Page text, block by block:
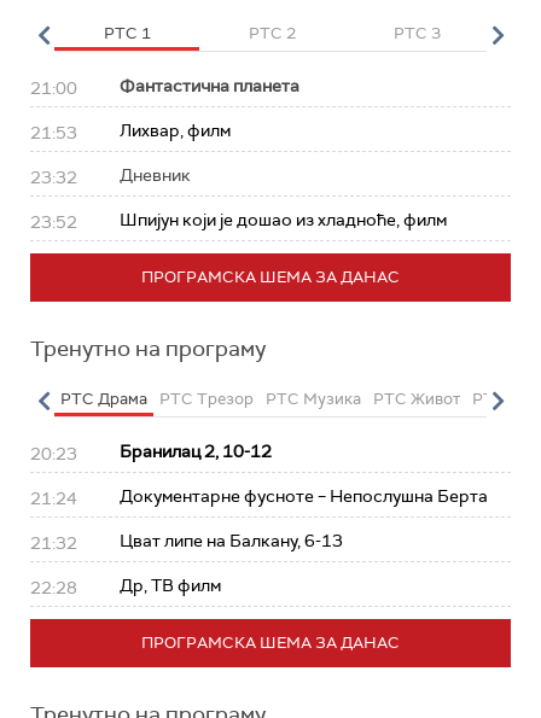
РТС 1 РТС 2 РТС 3
21:00 Фантастична планета
21:53 Лихвар, филм
23:32 Дневник
23:52 Шпијун који је дошао из хладноће, филм
ПРОГРАМСКА ШЕМА ЗА ДАНАС
Тренутно на програму
РТС Драма РТС Трезор РТС Музика РТС Живот РТС
20:23 Бранилац 2, 10-12
21:24 Документарне фусноте – Непослушна Берта
21:32 Цват липе на Балкану, 6-13
22:28 Др, ТВ филм
ПРОГРАМСКА ШЕМА ЗА ДАНАС